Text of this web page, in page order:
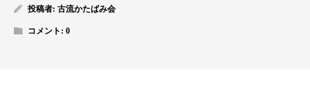
投稿者: 古流かたばみ会
コメント: 0